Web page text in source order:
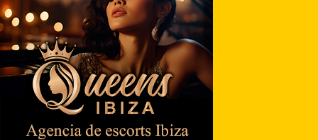
o
n
s